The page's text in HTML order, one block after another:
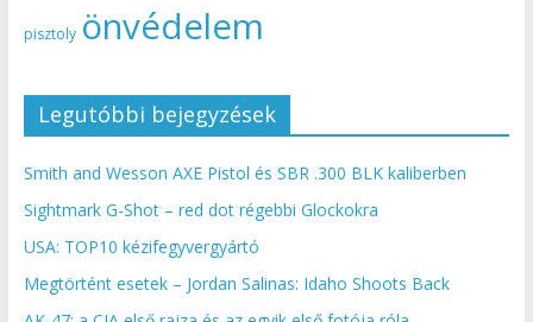
pisztoly önvédelem
Legutóbbi bejegyzések
Smith and Wesson AXE Pistol és SBR .300 BLK kaliberben
Sightmark G-Shot – red dot régebbi Glockokra
USA: TOP10 kézifegyvergyártó
Megtörtént esetek – Jordan Salinas: Idaho Shoots Back